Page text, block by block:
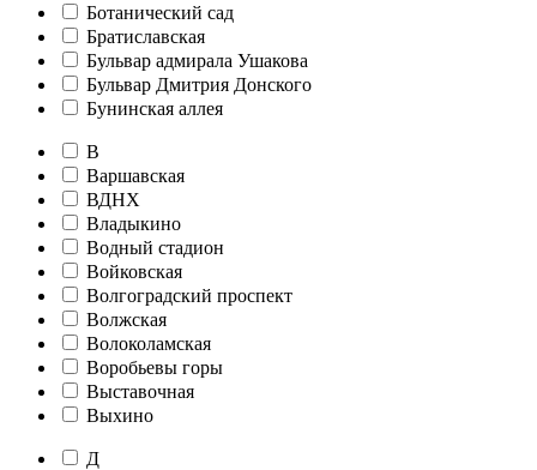
Ботанический сад
Братиславская
Бульвар адмирала Ушакова
Бульвар Дмитрия Донского
Бунинская аллея
В
Варшавская
ВДНХ
Владыкино
Водный стадион
Войковская
Волгоградский проспект
Волжская
Волоколамская
Воробьевы горы
Выставочная
Выхино
Д